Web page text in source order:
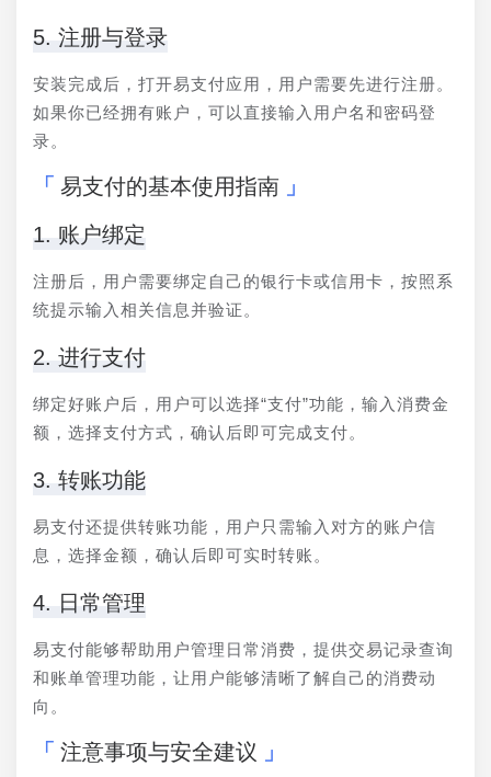
5. 注册与登录
安装完成后，打开易支付应用，用户需要先进行注册。
如果你已经拥有账户，可以直接输入用户名和密码登
录。
易支付的基本使用指南
1. 账户绑定
注册后，用户需要绑定自己的银行卡或信用卡，按照系
统提示输入相关信息并验证。
2. 进行支付
绑定好账户后，用户可以选择“支付”功能，输入消费金
额，选择支付方式，确认后即可完成支付。
3. 转账功能
易支付还提供转账功能，用户只需输入对方的账户信
息，选择金额，确认后即可实时转账。
4. 日常管理
易支付能够帮助用户管理日常消费，提供交易记录查询
和账单管理功能，让用户能够清晰了解自己的消费动
向。
注意事项与安全建议